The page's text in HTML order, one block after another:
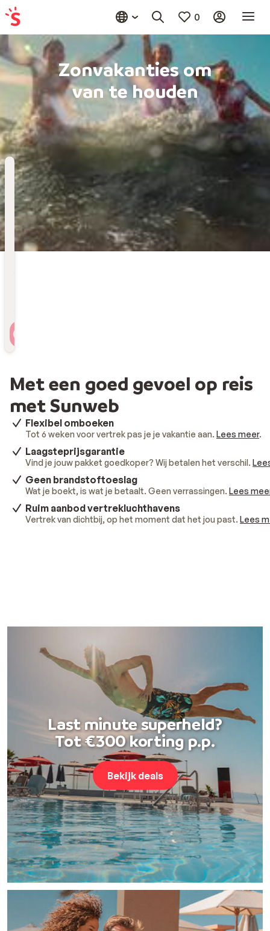
0
Zonvakanties om
van te houden
Bestemming
Kies bestemming
Wanneer
Vertrekdatum
Hoelang
Met een goed gevoel op reis
met Sunweb
Flexibel omboeken
Tot 6 weken voor vertrek pas je je vakantie aan. Lees meer.
Laagsteprijsgarantie
Vind je jouw pakket goedkoper? Wij betalen het verschil.
Geen brandstoftoeslag
Wat je boekt, is wat je betaalt. Geen verrassingen. Lees
Ruim aanbod vertrekluchthavens
Vertrek van dichtbij, op het moment dat het jou past. Lees
Last minute superheld?
Tot €300 korting p.p.
Bekijk deals